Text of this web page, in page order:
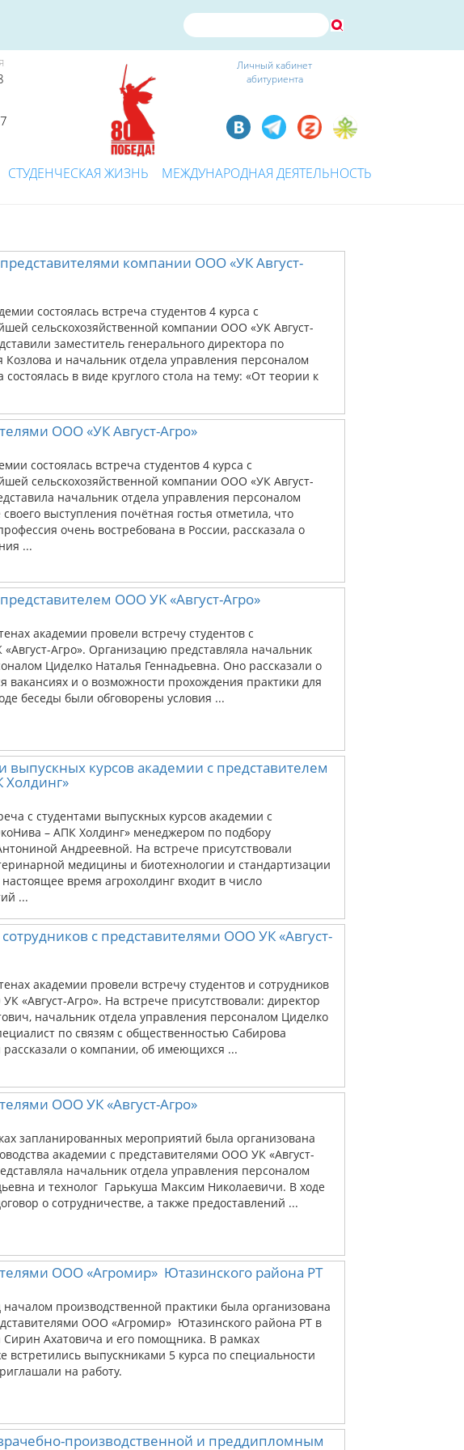
Личный кабинет
абитуриента
СТУДЕНЧЕСКАЯ ЖИЗНЬ МЕЖДУНАРОДНАЯ ДЕЯТЕЛЬНОСТЬ
представителями компании ООО «УК Август-
состоялась встреча студентов 4 курса с
сельскохозяйственной компании ООО «УК Август-
заместитель генерального директора по
Козлова и начальник отдела управления персоналом
в виде круглого стола на тему: «От теории к
ООО «УК Август-Агро»
состоялась встреча студентов 4 курса с
сельскохозяйственной компании ООО «УК Август-
начальник отдела управления персоналом
выступления почётная гостья отметила, что
очень востребована в России, рассказала о
...
ООО УК «Август-Агро»
академии провели встречу студентов с
Агро». Организацию представляла начальник
Циделко Наталья Геннадьевна. Оно рассказали о
и о возможности прохождения практики для
беседы были обговорены условия ...
выпускных курсов академии с представителем
с студентами выпускных курсов академии с
– АПК Холдинг» менеджером по подбору
Андреевной. На встрече присутствовали
медицины и биотехнологии и стандартизации
время агрохолдинг входит в число
...
с представителями ООО УК «Август-
академии провели встречу студентов и сотрудников
«Август-Агро». На встрече присутствовали: директор
начальник отдела управления персоналом Циделко
по связям с общественностью Сабирова
о компании, об имеющихся ...
ООО УК «Август-Агро»
запланированных мероприятий была организована
академии с представителями ООО УК «Август-
начальник отдела управления персоналом
и технолог Гарькуша Максим Николаевичи. В ходе
о сотрудничестве, а также предоставлений ...
ООО «Агромир» Ютазинского района РТ
производственной практики была организована
ООО «Агромир» Ютазинского района РТ в
Сирин Ахатовича и его помощника. В рамках
встретились выпускниками 5 курса по специальности
на работу.
производственной и преддипломным